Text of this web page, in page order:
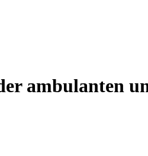
ambulanten